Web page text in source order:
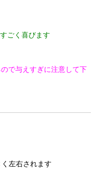
ごく喜びます
で与えすぎに注意して下
左右されます